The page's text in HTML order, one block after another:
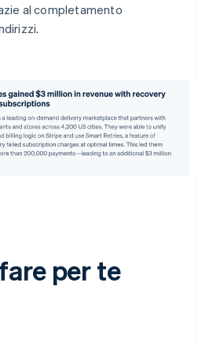
al completamento
per te